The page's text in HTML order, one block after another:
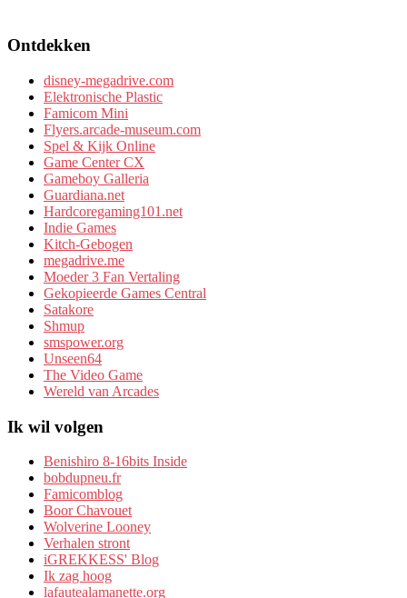
Ontdekken
disney-megadrive.com
Elektronische Plastic
Famicom Mini
Flyers.arcade-museum.com
Spel & Kijk Online
Game Center CX
Gameboy Galleria
Guardiana.net
Hardcoregaming101.net
Indie Games
Kitch-Gebogen
megadrive.me
Moeder 3 Fan Vertaling
Gekopieerde Games Central
Satakore
Shmup
smspower.org
Unseen64
The Video Game
Wereld van Arcades
Ik wil volgen
Benishiro 8-16bits Inside
bobdupneu.fr
Famicomblog
Boor Chavouet
Wolverine Looney
Verhalen stront
iGREKKESS' Blog
Ik zag hoog
lafautealamanette.org